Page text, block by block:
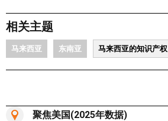
相关主题
马来西亚 东南亚 马来西亚的知识产权
聚焦美国(2025年数据)